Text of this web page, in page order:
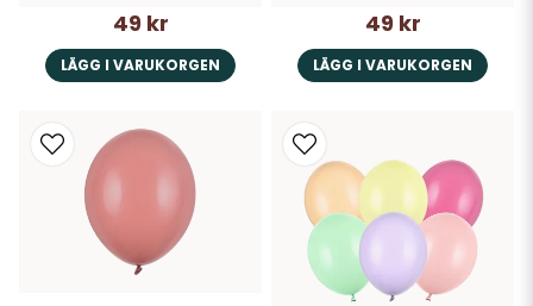
49 kr
LÄGG I VARUKORGEN
49 kr
LÄGG I VARUKORGEN